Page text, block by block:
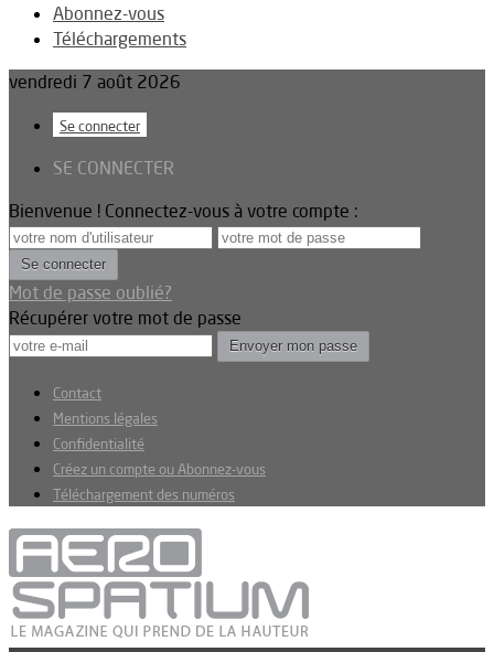
Abonnez-vous
Téléchargements
vendredi 7 août 2026
Se connecter
SE CONNECTER
Bienvenue ! Connectez-vous à votre compte :
Mot de passe oublié?
Récupérer votre mot de passe
Contact
Mentions légales
Confidentialité
Créez un compte ou Abonnez-vous
Téléchargement des numéros